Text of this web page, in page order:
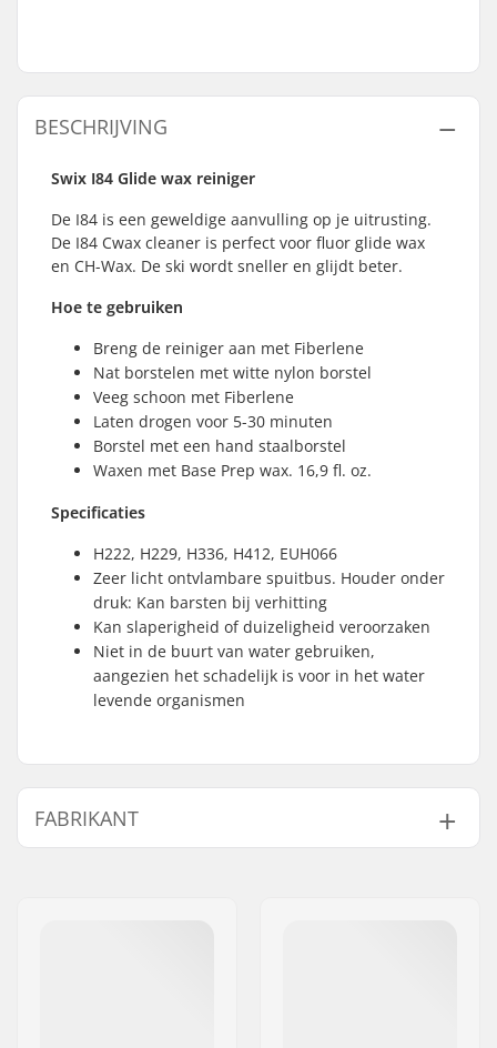
BESCHRIJVING
Swix I84 Glide wax reiniger
De I84 is een geweldige aanvulling op je uitrusting.
De I84 Cwax cleaner is perfect voor fluor glide wax
en CH-Wax. De ski wordt sneller en glijdt beter.
Hoe te gebruiken
Breng de reiniger aan met Fiberlene
Nat borstelen met witte nylon borstel
Veeg schoon met Fiberlene
Laten drogen voor 5-30 minuten
Borstel met een hand staalborstel
Waxen met Base Prep wax. 16,9 fl. oz.
Specificaties
H222, H229, H336, H412, EUH066
Zeer licht ontvlambare spuitbus. Houder onder
druk: Kan barsten bij verhitting
Kan slaperigheid of duizeligheid veroorzaken
Niet in de buurt van water gebruiken,
aangezien het schadelijk is voor in het water
levende organismen
FABRIKANT